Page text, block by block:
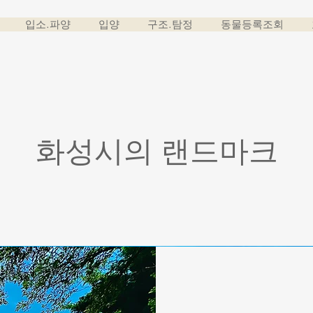
입소.파양 입양 구조.탐정 동물등록조회
​화성시의 랜드마크